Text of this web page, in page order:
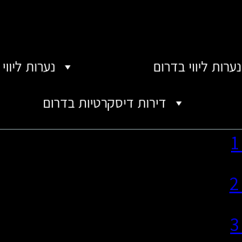
נערות נערות ליווי בדרום
דירות דיסקרטיות בדרום